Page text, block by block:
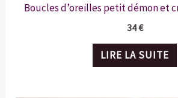
Boucles d’oreilles petit démon et
34€
LIRE LA SUITE